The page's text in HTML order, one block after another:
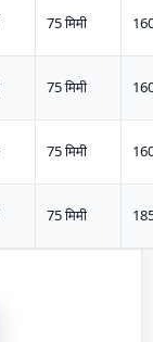
75 मिमी
75 मिमी
75 मिमी
75 मिमी